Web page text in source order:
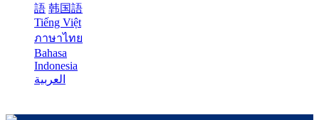
語 韩国語
Tiếng Việt
ภาษาไทย
Bahasa
Indonesia
العربية